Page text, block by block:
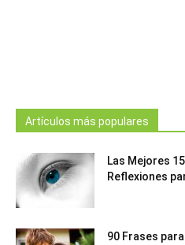
Artículos más populares
Las Mejores
Reflexiones
90 Frases